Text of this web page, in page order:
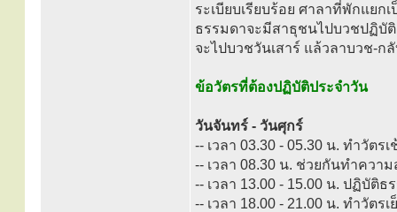
ระเบียบเรียบร้อย ศาลาที่พักแย
ธรรมดาจะมีสาธุชนไปบวชปฏิบั
จะไปบวชวันเสาร์ แล้วลาบวช-
ข้อวัตรที่ต้องปฏิบัติประจำวัน
วันจันทร์ - วันศุกร์
-- เวลา 03.30 - 05.30 น. ทำวัตร
-- เวลา 08.30 น. ช่วยกันทำควา
-- เวลา 13.00 - 15.00 น. ปฏิบัติธ
-- เวลา 18.00 - 21.00 น. ทำวัตร